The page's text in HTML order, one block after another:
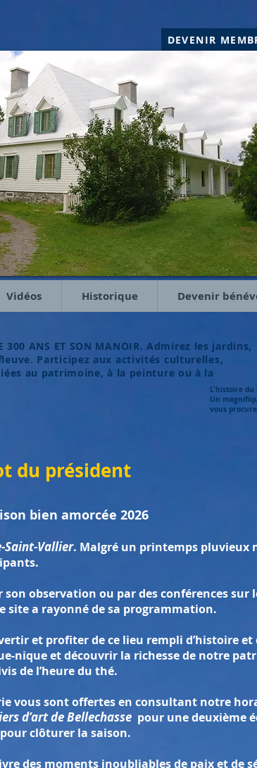
DEVENIR
Vidéos Historique Devenir
300 ANS ET SON MANOIR. Admirez les jardins,
Participez aux activités culturelles,
au patrimoine, à la peinture ou à la
L'histoire du
Un
vous
du président
bien amorcée 2026
Saint-Vallier. Malgré un printemps pluvieux
observation ou par des conférences
site a rayonné de sa programmation.
et profiter de ce lieu rempli d’histoire et
nique et découvrir la richesse de notre
de l’heure du thé.
vous sont offertes en consultant notre
d’art de Bellechasse pour une deuxième
clôturer la saison.
des moments inoubliables de paix et de